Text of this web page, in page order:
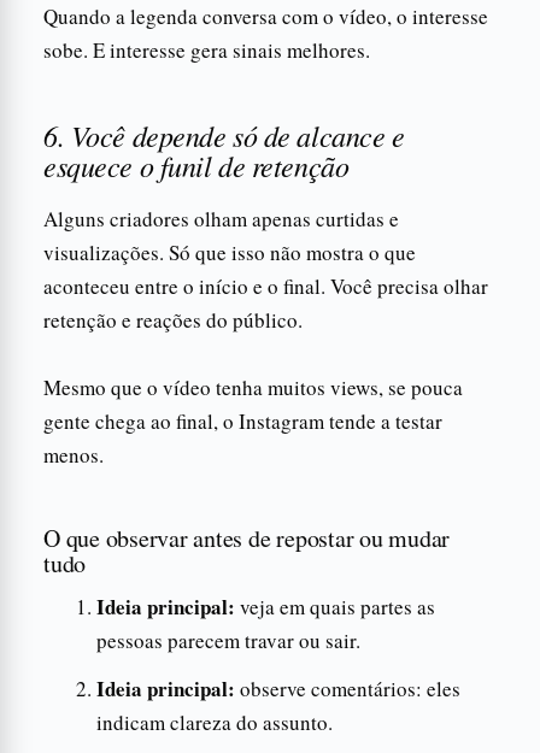
Quando a legenda conversa com o vídeo, o interesse
sobe. E interesse gera sinais melhores.
6. Você depende só de alcance e
esquece o funil de retenção
Alguns criadores olham apenas curtidas e
visualizações. Só que isso não mostra o que
aconteceu entre o início e o final. Você precisa olhar
retenção e reações do público.
Mesmo que o vídeo tenha muitos views, se pouca
gente chega ao final, o Instagram tende a testar
menos.
O que observar antes de repostar ou mudar
tudo
Ideia principal: veja em quais partes as
pessoas parecem travar ou sair.
Ideia principal: observe comentários: eles
indicam clareza do assunto.